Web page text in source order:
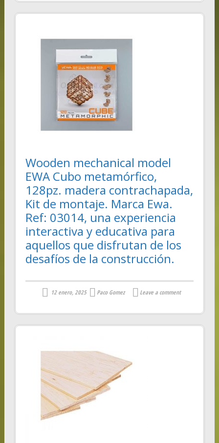
Wooden mechanical model
EWA Cubo metamórfico,
128pz. madera contrachapada,
Kit de montaje. Marca Ewa.
Ref: 03014, una experiencia
interactiva y educativa para
aquellos que disfrutan de los
desafíos de la construcción.
12 enero, 2025 Paco Gomez Leave a comment